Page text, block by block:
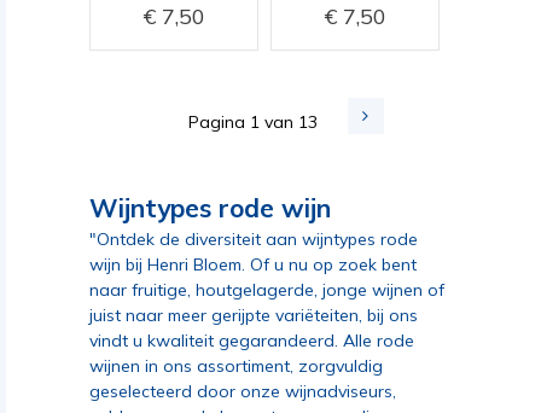
7,50 7,50
Pagina 1 van 13
Wijntypes rode wijn
"Ontdek de diversiteit aan wijntypes rode
wijn bij Henri Bloem. Of u nu op zoek bent
naar fruitige, houtgelagerde, jonge wijnen of
juist naar meer gerijpte variëteiten, bij ons
vindt u kwaliteit gegarandeerd. Alle rode
wijnen in ons assortiment, zorgvuldig
geselecteerd door onze wijnadviseurs,